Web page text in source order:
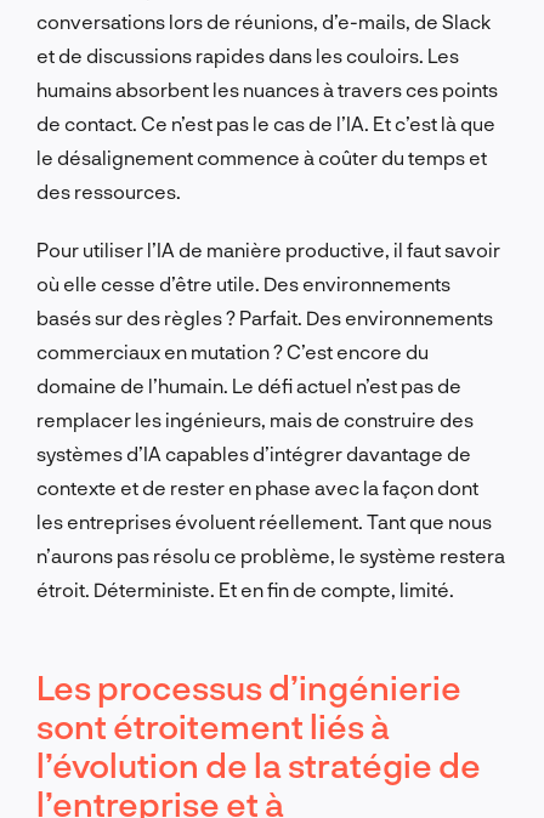
conversations lors de réunions, d’e-mails, de Slack
et de discussions rapides dans les couloirs. Les
humains absorbent les nuances à travers ces points
de contact. Ce n’est pas le cas de l’IA. Et c’est là que
le désalignement commence à coûter du temps et
des ressources.
Pour utiliser l’IA de manière productive, il faut savoir
où elle cesse d’être utile. Des environnements
basés sur des règles ? Parfait. Des environnements
commerciaux en mutation ? C’est encore du
domaine de l’humain. Le défi actuel n’est pas de
remplacer les ingénieurs, mais de construire des
systèmes d’IA capables d’intégrer davantage de
contexte et de rester en phase avec la façon dont
les entreprises évoluent réellement. Tant que nous
n’aurons pas résolu ce problème, le système restera
étroit. Déterministe. Et en fin de compte, limité.
Les processus d’ingénierie
sont étroitement liés à
l’évolution de la stratégie de
l’entreprise et à